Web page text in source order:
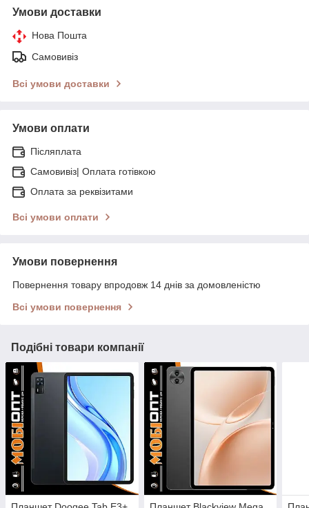
Умови доставки
Нова Пошта
Самовивіз
Всі умови доставки
Умови оплати
Післяплата
Самовивіз| Оплата готівкою
Оплата за реквізитами
Всі умови оплати
Умови повернення
Повернення товару впродовж 14 днів за домовленістю
Всі умови повернення
Подібні товари компанії